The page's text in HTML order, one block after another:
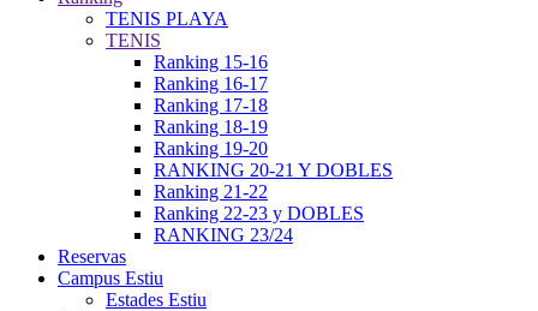
TENIS PLAYA
TENIS
Ranking 15-16
Ranking 16-17
Ranking 17-18
Ranking 18-19
Ranking 19-20
RANKING 20-21 Y DOBLES
Ranking 21-22
Ranking 22-23 y DOBLES
RANKING 23/24
Reservas
Campus Estiu
Estades Estiu